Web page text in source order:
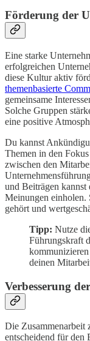
Förderung der
Eine starke
erfolgreichen
diese Kultur aktiv
themenbasierte
gemeinsame
Solche Gruppen
eine positive
Du kannst
Themen in den
zwischen den
und Beiträgen kannst
Meinungen einholen.
gehört und
Tipp: Nutze
Führungskraft
deinen
Verbesserung
Die Zusammenarbeit
entscheidend für den